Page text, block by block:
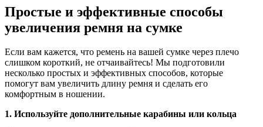
Простые и эффективные способы
увеличения ремня на сумке
Если вам кажется, что ремень на вашей сумке через плечо
слишком короткий, не отчаивайтесь! Мы подготовили
несколько простых и эффективных способов, которые
помогут вам увеличить длину ремня и сделать его
комфортным в ношении.
1. Используйте дополнительные карабины или кольца